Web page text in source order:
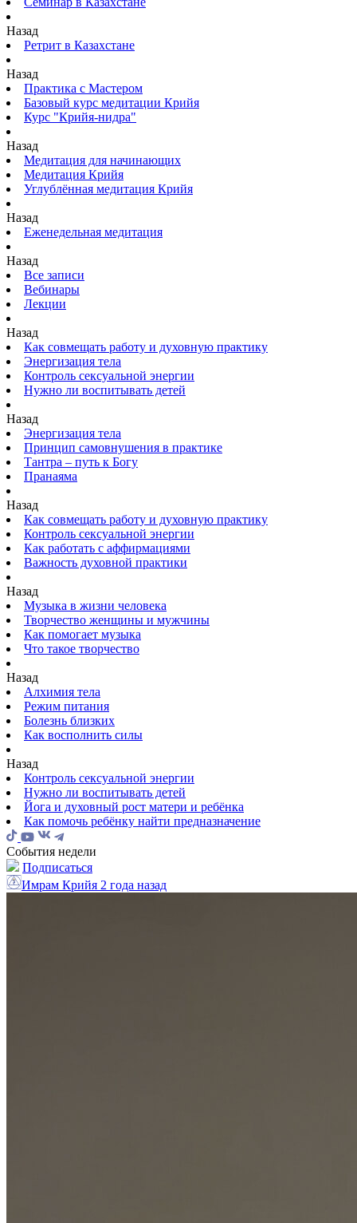
Назад
Ретрит в Казахстане
Назад
Практика с Мастером
Базовый курс медитации Крийя
Курс "Крийя-нидра"
Назад
Медитация для начинающих
Медитация Крийя
Углублённая медитация Крийя
Назад
Еженедельная медитация
Назад
Все записи
Вебинары
Лекции
Назад
Как совмещать работу и духовную практику
Энергизация тела
Контроль сексуальной энергии
Нужно ли воспитывать детей
Назад
Энергизация тела
Принцип самовнушения в практике
Тантра – путь к Богу
Пранаяма
Назад
Как совмещать работу и духовную практику
Контроль сексуальной энергии
Как работать с аффирмациями
Важность духовной практики
Назад
Музыка в жизни человека
Творчество женщины и мужчины
Как помогает музыка
Что такое творчество
Назад
Алхимия тела
Режим питания
Болезнь близких
Как восполнить силы
Назад
Контроль сексуальной энергии
Нужно ли воспитывать детей
Йога и духовный рост матери и ребёнка
Как помочь ребёнку найти предназначение
События недели
Подписаться
Имрам Крийя 2 года назад